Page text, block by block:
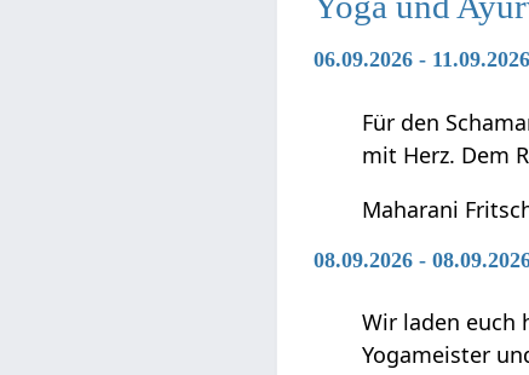
06.09.2026 -
Für den
mit Herz. Dem
Maharani
08.09.2026 -
Wir laden euch
Yogameister